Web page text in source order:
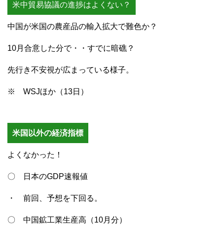
米中貿易協議の進捗はよくない？
中国が米国の農産品の輸入拡大で難色か？
10月合意した分で・・すでに暗礁？
先行き不安視が広まっている様子。
※ WSJほか（13日）
米国以外の経済指標
よくなかった！
〇 日本のGDP速報値
・ 前回、予想を下回る。
〇 中国鉱工業生産高（10月分）